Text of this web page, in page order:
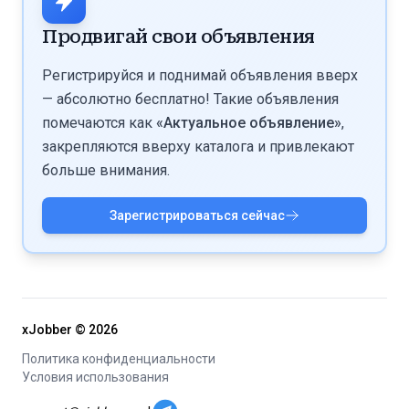
используют GG swap — обмен гарантированными
подписчиками между моделями для взаимного
роста страниц.
и других adult-проектов, где нужно привлекать
платящих пользователей. В каталоге можно
отфильтровать объявления по целевой площадке
(OnlyFans, Fansly и др.).
Продвигай свои объявления
Регистрируйся и поднимай объявления вверх
— абсолютно бесплатно! Такие объявления
помечаются как «Актуальное объявление»,
закрепляются вверху каталога и привлекают
больше внимания.
Зарегистрироваться сейчас
xJobber © 2026
Политика конфиденциальности
Условия использования